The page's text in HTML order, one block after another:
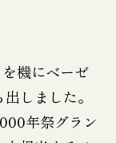
機にベーゼ
しました。
年祭グラン